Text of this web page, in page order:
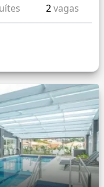
2vagas